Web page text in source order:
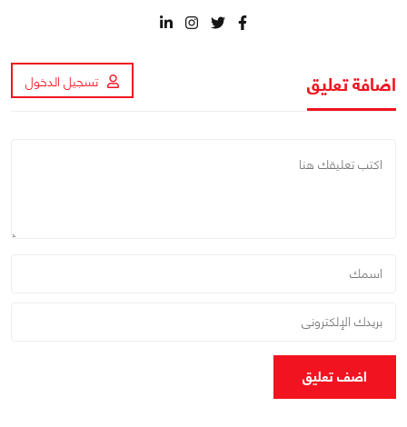
اضافة تعليق تسجيل الدخول
اضف تعليق